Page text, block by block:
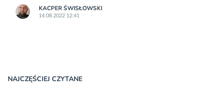
KACPER ŚWISŁO­WSKI
14.08.2022 12:41
NAJCZĘŚCIEJ CZYTANE